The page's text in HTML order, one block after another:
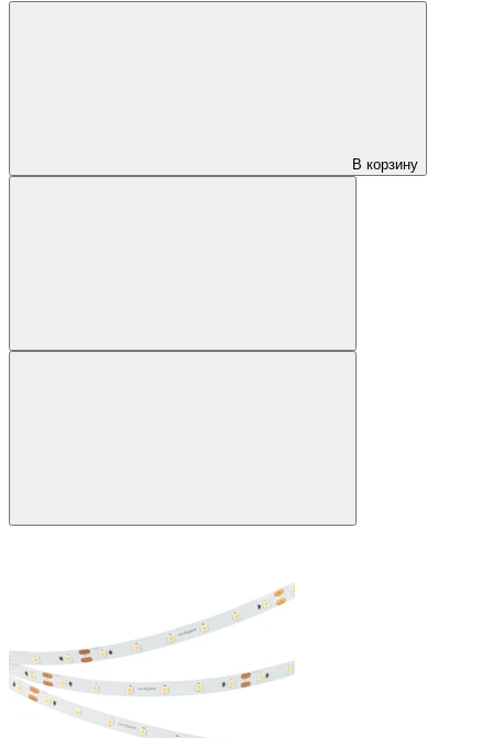
В корзину